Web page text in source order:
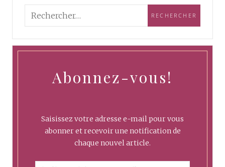
Abonnez-vous!
Saisissez votre adresse e-mail pour vous
abonner et recevoir une notification de
chaque nouvel article.